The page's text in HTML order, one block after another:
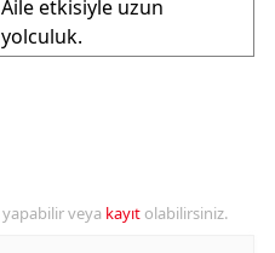
Aile etkisiyle uzun
yolculuk.
yapabilir veya kayıt olabilirsiniz.